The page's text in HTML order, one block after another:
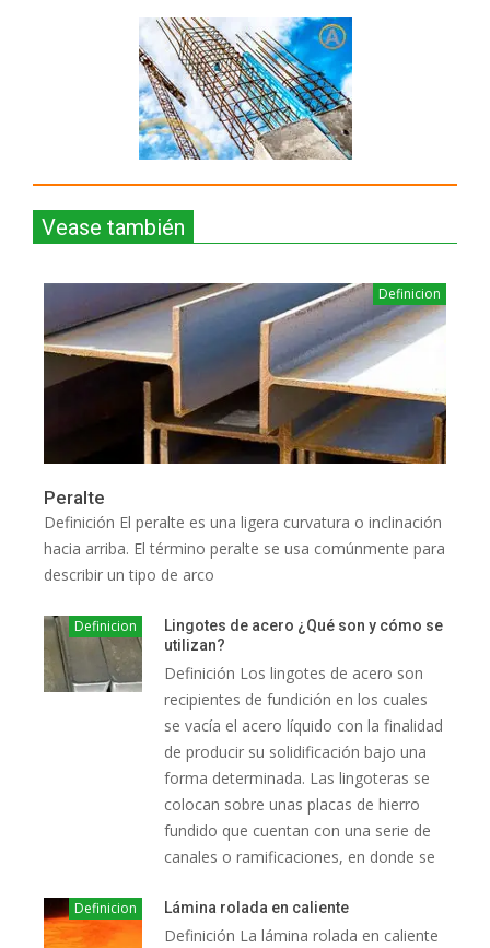
Vease también
Definicion
Peralte
Definición El peralte es una ligera curvatura o inclinación
hacia arriba. El término peralte se usa comúnmente para
describir un tipo de arco
Definicion
Lingotes de acero ¿Qué son y cómo se
utilizan?
Definición Los lingotes de acero son
recipientes de fundición en los cuales
se vacía el acero líquido con la finalidad
de producir su solidificación bajo una
forma determinada. Las lingoteras se
colocan sobre unas placas de hierro
fundido que cuentan con una serie de
canales o ramificaciones, en donde se
Definicion Lámina rolada en caliente
Definición La lámina rolada en caliente